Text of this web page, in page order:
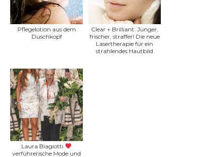
Pflegelotion aus dem
Duschkopf
Clear + Brilliant: Jünger,
frischer, straffer! Die neue
Lasertherapie für ein
strahlendes Hautbild
Laura Biagiotti
verführerische Mode und